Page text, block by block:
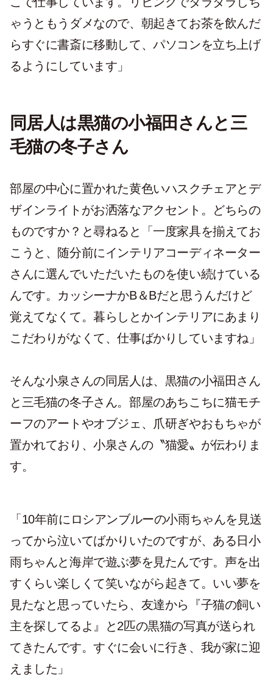
ゃうともうダメなので、朝起きてお茶を飲んだ
らすぐに書斎に移動して、パソコンを立ち上げ
るようにしています」
同居人は黒猫の小福田さんと三
毛猫の冬子さん
部屋の中心に置かれた黄色いハスクチェアとデ
ザインライトがお洒落なアクセント。どちらの
ものですか？と尋ねると「一度家具を揃えてお
こうと、随分前にインテリアコーディネーター
さんに選んでいただいたものを使い続けている
んです。カッシーナかB＆Bだと思うんだけど
覚えてなくて。暮らしとかインテリアにあまり
こだわりがなくて、仕事ばかりしていますね」
そんな小泉さんの同居人は、黒猫の小福田さん
と三毛猫の冬子さん。部屋のあちこちに猫モチ
ーフのアートやオブジェ、爪研ぎやおもちゃが
置かれており、小泉さんの〝猫愛〟が伝わりま
す。
「10年前にロシアンブルーの小雨ちゃんを見送
ってから泣いてばかりいたのですが、ある日小
雨ちゃんと海岸で遊ぶ夢を見たんです。声を出
すくらい楽しくて笑いながら起きて。いい夢を
見たなと思っていたら、友達から『子猫の飼い
主を探してるよ』と2匹の黒猫の写真が送られ
てきたんです。すぐに会いに行き、我が家に迎
えました」